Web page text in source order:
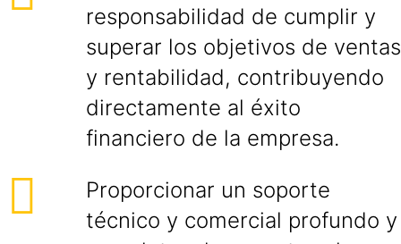
responsabilidad de cumplir y
superar los objetivos de ventas
y rentabilidad, contribuyendo
directamente al éxito
financiero de la empresa.
Proporcionar un soporte
técnico y comercial profundo y